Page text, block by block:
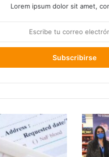
Lorem ipsum dolor sit amet,
Walmart
Chile
refuerza